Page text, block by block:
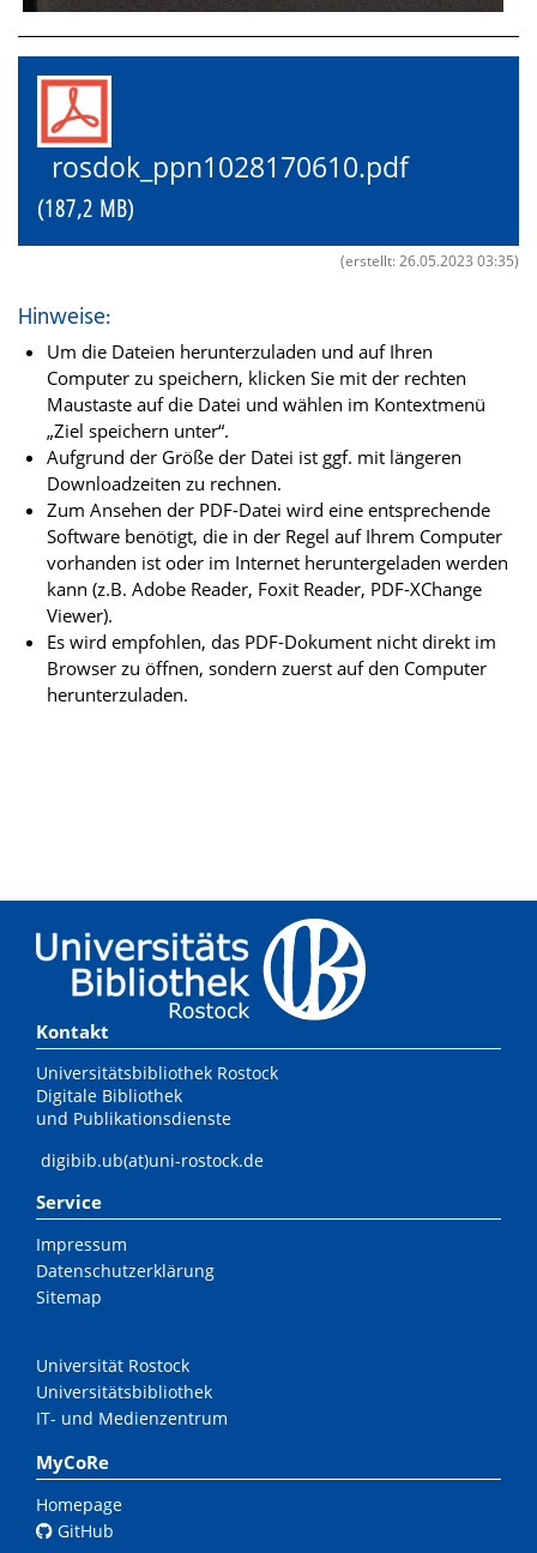
rosdok_ppn1028170610.pdf
(187,2 MB)
(erstellt: 26.05.2023 03:35)
Hinweise:
Um die Dateien herunterzuladen und auf Ihren
Computer zu speichern, klicken Sie mit der rechten
Maustaste auf die Datei und wählen im Kontextmenü
„Ziel speichern unter“.
Aufgrund der Größe der Datei ist ggf. mit längeren
Downloadzeiten zu rechnen.
Zum Ansehen der PDF-Datei wird eine entsprechende
Software benötigt, die in der Regel auf Ihrem Computer
vorhanden ist oder im Internet heruntergeladen werden
kann (z.B. Adobe Reader, Foxit Reader, PDF-XChange
Viewer).
Es wird empfohlen, das PDF-Dokument nicht direkt im
Browser zu öffnen, sondern zuerst auf den Computer
herunterzuladen.
Kontakt
Universitätsbibliothek Rostock
Digitale Bibliothek
und Publikationsdienste
digibib.ub(at)uni-rostock.de
Service
Impressum
Datenschutzerklärung
Sitemap
Universität Rostock
Universitätsbibliothek
IT- und Medienzentrum
MyCoRe
Homepage
GitHub